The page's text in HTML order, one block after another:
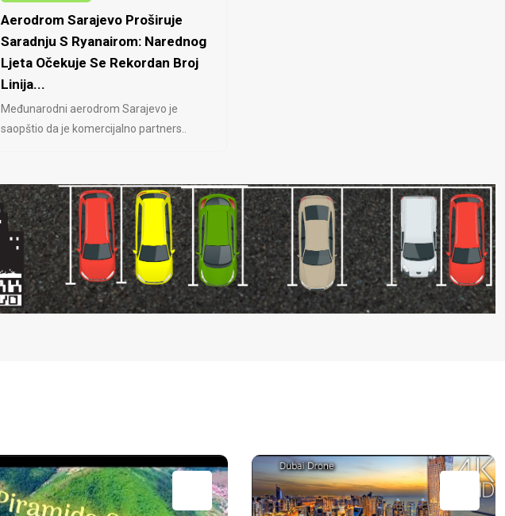
Aerodrom Sarajevo Proširuje
Saradnju S Ryanairom: Narednog
Ljeta Očekuje Se Rekordan Broj
Linija...
Međunarodni aerodrom Sarajevo je
saopštio da je komercijalno partners..